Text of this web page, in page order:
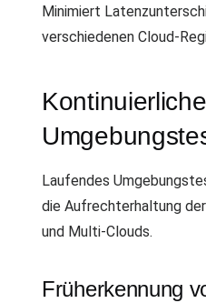
Minimiert
verschiedenen Cloud-
Laufendes
die Aufrechterhaltung
und Multi-Clouds.
Früherkennung